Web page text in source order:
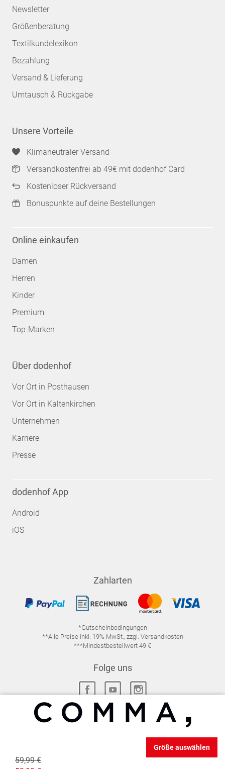
59,99 €
Größe auswählen
Newsletter
Größenberatung
Textilkundelexikon
Bezahlung
Versand & Lieferung
Umtausch & Rückgabe
Unsere Vorteile
Klimaneutraler Versand
Versandkostenfrei ab 49€ mit dodenhof Card
Kostenloser Rückversand
Bonuspunkte auf deine Bestellungen
Online einkaufen
Damen
Herren
Kinder
Premium
Top-Marken
Über dodenhof
Vor Ort in Posthausen
Vor Ort in Kaltenkirchen
Unternehmen
Karriere
Presse
dodenhof App
Android
iOS
Zahlarten
*Gutscheinbedingungen
**Alle Preise inkl. 19% MwSt., zzgl. Versandkosten
***Mindestbestellwert 49 €
Folge uns
DATENSCHUTZ-EINSTELLUNGEN
WIDERRUFSRECHT